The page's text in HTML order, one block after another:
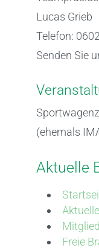
Lucas Grieb
Telefon:
Senden Sie
(ehemals
Aktuelle
Freie